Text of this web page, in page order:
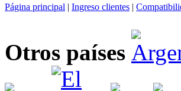
Página principal | Ingreso clientes |
Otros países